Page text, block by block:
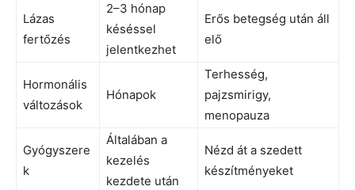
Lázas
fertőzés
2–3 hónap
késéssel
jelentkezhet
Erős betegség után áll
elő
Hormonális
változások
Hónapok
Terhesség,
pajzsmirigy,
menopauza
Gyógyszere
k
Általában a
kezelés
kezdete után
Nézd át a szedett
készítményeket